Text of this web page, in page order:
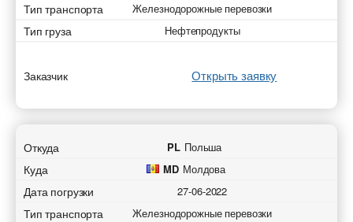
Тип транспорта Железнодорожные перевозки
Тип груза Нефтепродукты
Заказчик Открыть заявку
Откуда PL Польша
Куда MD Молдова
Дата погрузки 27-06-2022
Тип транспорта Железнодорожные перевозки